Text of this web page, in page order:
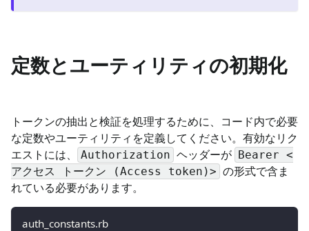
定数とユーティリティの初期化
トークンの抽出と検証を処理するために、コード内で必要
な定数やユーティリティを定義してください。有効なリク
エストには、
Authorization ヘッダーが
Bearer <
アクセス トークン (Access token)> の形式で含ま
れている必要があります。
auth_constants.rb